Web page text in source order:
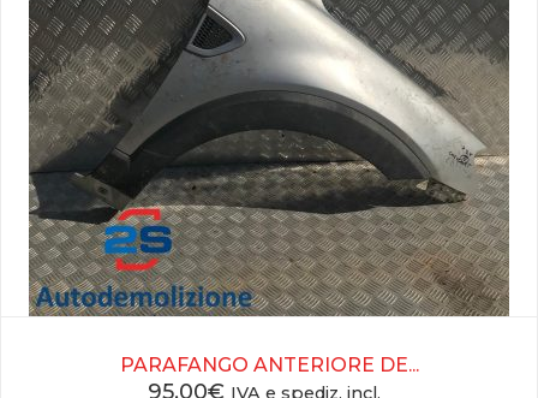
PARAFANGO ANTERIORE DE...
95,00€ IVA e spediz. incl.